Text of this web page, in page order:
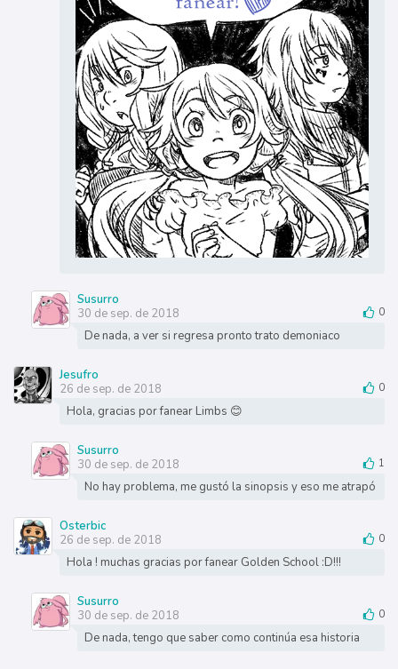
Susurro
30 de sep. de 2018
0
De nada, a ver si regresa pronto trato demoniaco
Jesufro
26 de sep. de 2018
0
Hola, gracias por fanear Limbs 😊
Susurro
30 de sep. de 2018
1
No hay problema, me gustó la sinopsis y eso me atrapó
Osterbic
26 de sep. de 2018
0
Hola ! muchas gracias por fanear Golden School :D!!!
Susurro
30 de sep. de 2018
0
De nada, tengo que saber como continúa esa historia